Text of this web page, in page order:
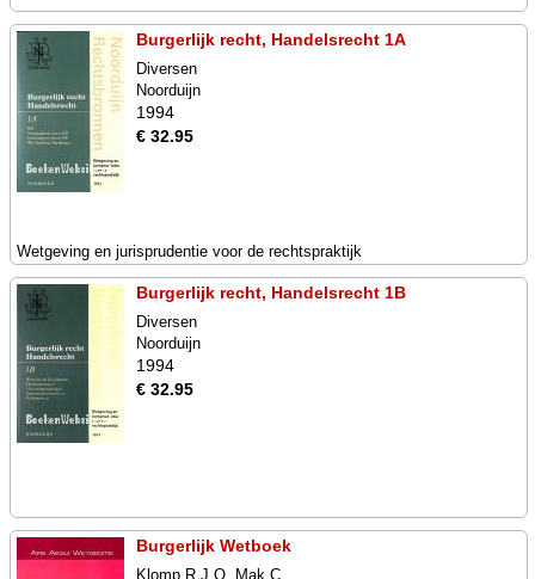
Burgerlijk recht, Handelsrecht 1A
Diversen
Noorduijn
1994
€ 32.95
Wetgeving en jurisprudentie voor de rechtspraktijk
Burgerlijk recht, Handelsrecht 1B
Diversen
Noorduijn
1994
€ 32.95
Burgerlijk Wetboek
Klomp R.J.Q. Mak C.